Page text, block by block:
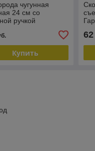
чугунная
24 см со
ручкой
Купить
62